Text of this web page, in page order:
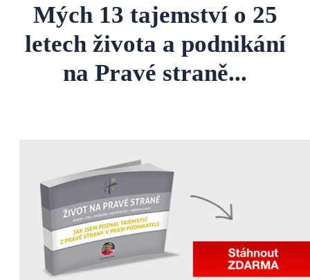
Mých 13 tajemství o 25
letech života a podnikání
na Pravé straně...